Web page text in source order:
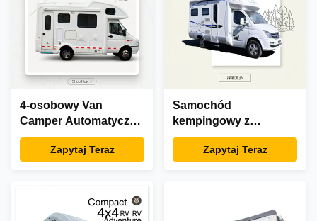
4-osobowy Van
Camper Automatyczny
samochód
kempingowy RV Lekki
Zapytaj Teraz
Samochód
kempingowy z
napędem na 4 koła RV
Daily Van Camper
Zapytaj Teraz